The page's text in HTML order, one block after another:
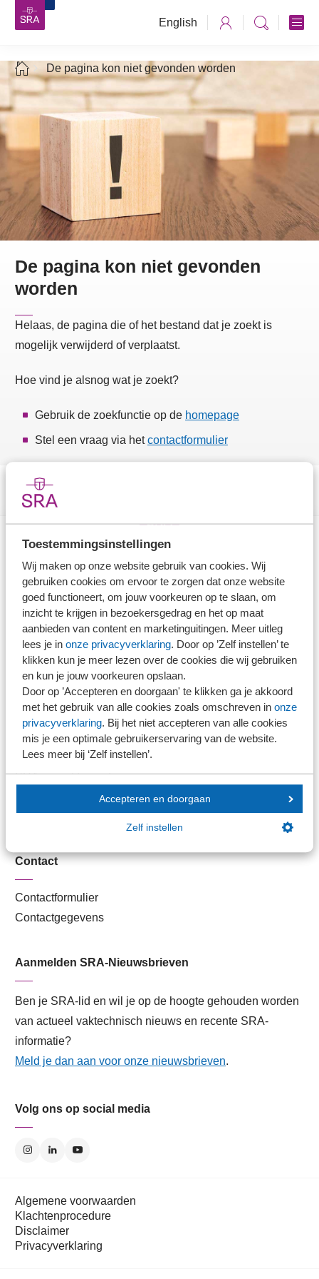
Toestemmingsinstellingen
Wij maken op onze website gebruik van cookies. Wij
gebruiken cookies om ervoor te zorgen dat onze website
goed functioneert, om jouw voorkeuren op te slaan, om
inzicht te krijgen in bezoekersgedrag en het op maat
aanbieden van content en marketinguitingen. Meer uitleg
lees je in onze privacyverklaring. Door op ’Zelf instellen’ te
klikken kun je meer lezen over de cookies die wij gebruiken
en kun je jouw voorkeuren opslaan.
Door op ’Accepteren en doorgaan' te klikken ga je akkoord
met het gebruik van alle cookies zoals omschreven in onze
privacyverklaring. Bij het niet accepteren van alle cookies
mis je een optimale gebruikerservaring van de website.
Lees meer bij ‘Zelf instellen’.
Accepteren en doorgaan
Zelf instellen
English
De pagina kon niet gevonden worden
De pagina kon niet gevonden
worden
Helaas, de pagina die of het bestand dat je zoekt is
mogelijk verwijderd of verplaatst.
Hoe vind je alsnog wat je zoekt?
Gebruik de zoekfunctie op de homepage
Stel een vraag via hetcontactformulier
Stel je vaktechnische vraag
Branche in Zicht
Dossiers
Kantoorvinder
Nieuwsbank
Handige links
Veilig bestanden delen
SRA-gecertificeerd
Lid worden
Contact
Contactformulier
Contactgegevens
Aanmelden SRA-Nieuwsbrieven
Ben je SRA-lid en wil je op de hoogte gehouden worden
van actueel vaktechnisch nieuws en recente SRA-
informatie?
Meld je dan aan voor onze nieuwsbrieven.
Volg ons op social media
Algemene voorwaarden
Klachtenprocedure
Disclaimer
Privacyverklaring